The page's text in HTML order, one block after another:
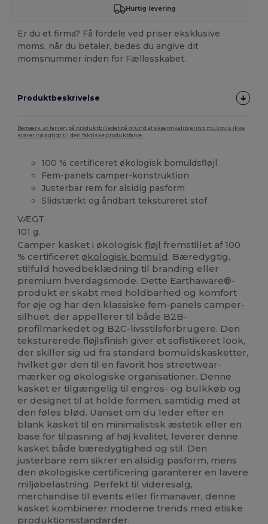
Hurtig levering
Er du et firma? Få fordele ved priser eksklusive
moms, når du betaler, bedes du angive dit
momsnummer inden for Fællesskabet.
Produktbeskrivelse
Bemærk, at farven på produktbilledet på grund af skærmkalibrering muligvis ikke
svarer nøjagtigt til den faktiske produktfarve.
100 % certificeret økologisk bomuldsfløjl
Fem-panels camper-konstruktion
Justerbar rem for alsidig pasform
Slidstærkt og åndbart tekstureret stof
VÆGT
101 g.
Camper kasket i økologiskfløjl fremstillet af 100
% certificeret økologisk bomuld. Bæredygtig,
stilfuld hovedbeklædning til branding eller
premium hverdagsmode. Dette Earthaware®-
produkt er skabt med holdbarhed og komfort
for øje og har den klassiske fem-panels camper-
silhuet, der appellerer til både B2B-
profilmarkedet og B2C-livsstilsforbrugere. Den
teksturerede fløjlsfinish giver et sofistikeret look,
der skiller sig ud fra standard bomuldskasketter,
hvilket gør den til en favorit hos streetwear-
mærker og økologiske organisationer. Denne
kasket er tilgængelig til engros- og bulkkøb og
er designet til at holde formen, samtidig med at
den føles blød. Uanset om du leder efter en
blank kasket til en minimalistisk æstetik eller en
base for tilpasning af høj kvalitet, leverer denne
kasket både bæredygtighed og stil. Den
justerbare rem sikrer en alsidig pasform, mens
den økologiske certificering garanterer en lavere
miljøbelastning. Perfekt til videresalg,
merchandise til events eller firmanaver, denne
kasket kombinerer moderne trends med etiske
produktionsstandarder.